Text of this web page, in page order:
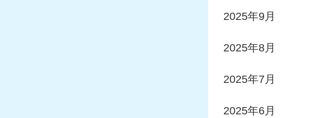
2025年9月
2025年8月
2025年7月
2025年6月